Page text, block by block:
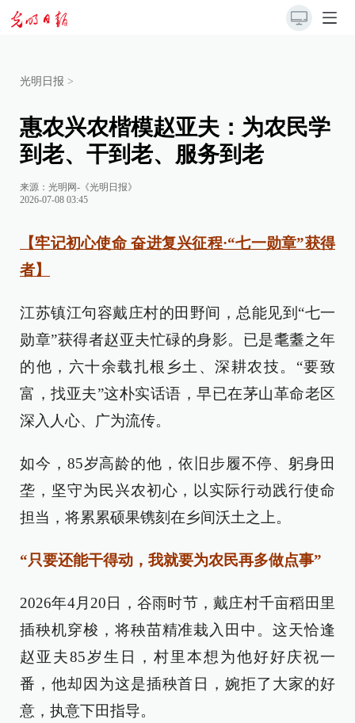
光明日报 >
惠农兴农楷模赵亚夫：为农民学
到老、干到老、服务到老
来源： 光明网-《光明日报》
2026-07-08 03:45
【牢记初心使命 奋进复兴征程·“七一勋章”获得
者】
江苏镇江句容戴庄村的田野间，总能见到“七一
勋章”获得者赵亚夫忙碌的身影。已是耄耋之年
的他，六十余载扎根乡土、深耕农技。“要致
富，找亚夫”这朴实话语，早已在茅山革命老区
深入人心、广为流传。
如今，85岁高龄的他，依旧步履不停、躬身田
垄，坚守为民兴农初心，以实际行动践行使命
担当，将累累硕果镌刻在乡间沃土之上。
“只要还能干得动，我就要为农民再多做点事”
2026年4月20日，谷雨时节，戴庄村千亩稻田里
插秧机穿梭，将秧苗精准栽入田中。这天恰逢
赵亚夫85岁生日，村里本想为他好好庆祝一
番，他却因为这是插秧首日，婉拒了大家的好
意，执意下田指导。